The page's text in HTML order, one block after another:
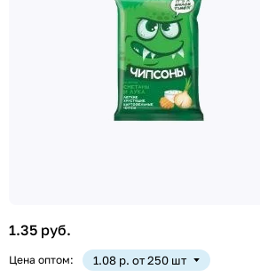
1.35 руб.
Цена оптом: 1.08 р. от 250 шт